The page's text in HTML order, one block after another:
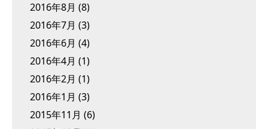
2016年8月 (8)
2016年7月 (3)
2016年6月 (4)
2016年4月 (1)
2016年2月 (1)
2016年1月 (3)
2015年11月 (6)